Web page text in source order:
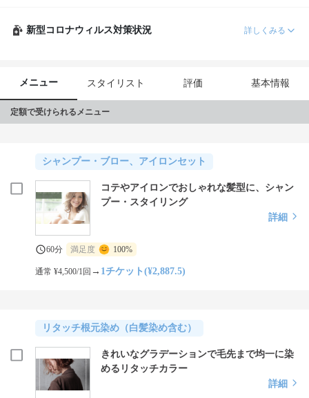
新型コロナウィルス対策状況
詳しくみる
メニュー スタイリスト 評価 基本情報
定額で受けられるメニュー
シャンプー・ブロー、アイロンセット
コテやアイロンでおしゃれな髪型に、シャン
プー・スタイリング
詳細
60分 満足度 100%
通常 ¥4,500/1回 → 1チケット(¥2,887.5)
リタッチ根元染め（白髪染め含む）
きれいなグラデーションで毛先まで均一に染
めるリタッチカラー
詳細